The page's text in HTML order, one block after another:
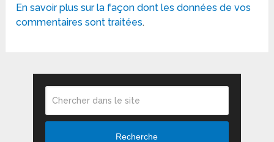
En savoir plus sur la façon dont les données de vos
commentaires sont traitées.
Recherche